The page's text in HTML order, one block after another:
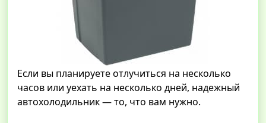
Если вы планируете отлучиться на несколько
часов или уехать на несколько дней, надежный
автохолодильник — то, что вам нужно.